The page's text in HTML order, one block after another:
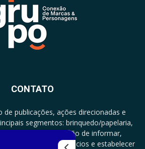
CONTATO
publicações, ações direcionadas e
segmentos: brinquedo/papelaria,
a três com a missão de informar,
encontro de negócios e estabelecer